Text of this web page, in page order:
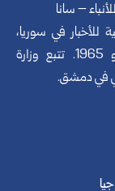
– سانا
للأخبار في سوريا،
تأسست في 24 يونيو 1965. تتبع وزارة
في دمشق.